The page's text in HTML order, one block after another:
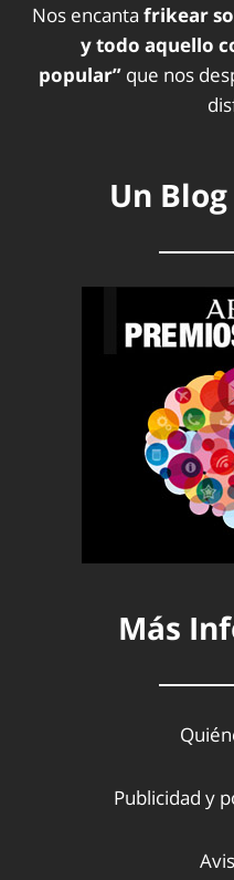
Nos encanta frikear
y todo aquello
popular” que nos
Un
Más
Publicidad y